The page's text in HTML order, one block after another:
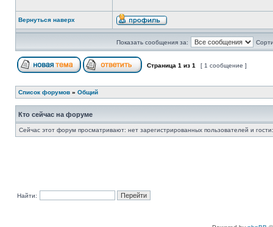
Вернуться наверх
Показать сообщения за:
Страница 1 из 1 [ 1 сообщение ]
Список форумов » Общий
Кто сейчас на форуме
Сейчас этот форум просматривают: нет зарегистрированных пользователей и
Найти: